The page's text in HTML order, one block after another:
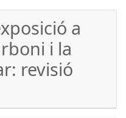
a
i la
revisió